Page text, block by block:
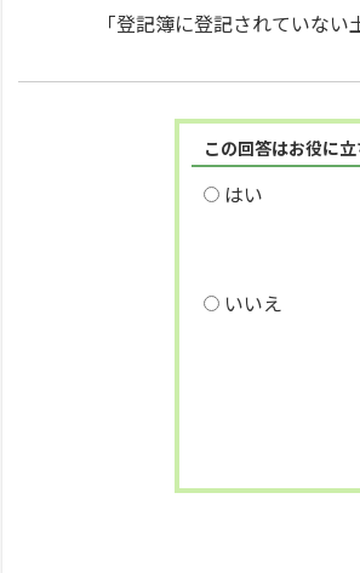
「登記簿に登記されていな
この回答はお役に
はい
いいえ